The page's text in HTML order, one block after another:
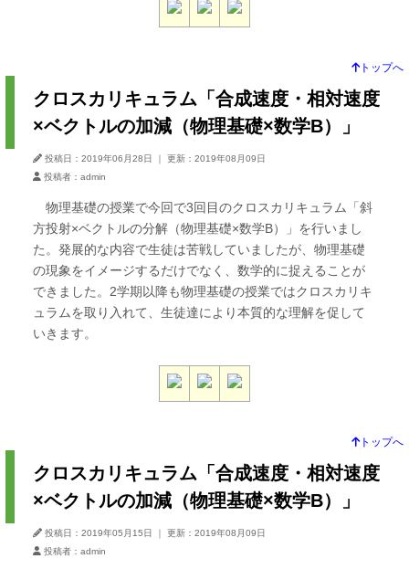
トップへ
クロスカリキュラム「合成速度・相対速度
×ベクトルの加減（物理基礎×数学B）」
投稿日：2019年06月28日
更新：2019年08月09日
投稿者：admin
物理基礎の授業で今回で3回目のクロスカリキュラム「斜
方投射×ベクトルの分解（物理基礎×数学B）」を行いまし
た。発展的な内容で生徒は苦戦していましたが、物理基礎
の現象をイメージするだけでなく、数学的に捉えることが
できました。2学期以降も物理基礎の授業ではクロスカリキ
ュラムを取り入れて、生徒達により本質的な理解を促して
いきます。
トップへ
クロスカリキュラム「合成速度・相対速度
×ベクトルの加減（物理基礎×数学B）」
投稿日：2019年05月15日
更新：2019年08月09日
投稿者：admin